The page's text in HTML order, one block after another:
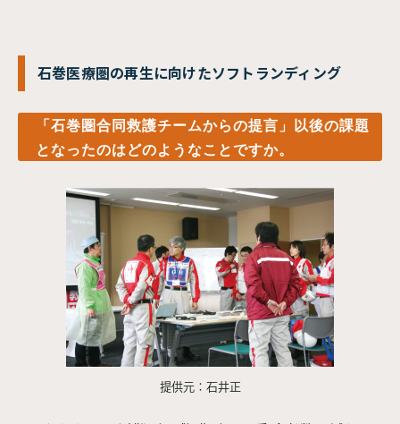
石巻医療圏の再生に向けたソフトランディング
「石巻圏合同救護チームからの提言」以後の課題
となったのはどのようなことですか。
提供元：石井正